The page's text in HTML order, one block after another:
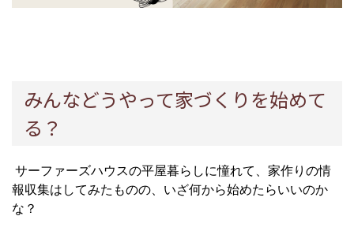
みんなどうやって家づくりを始めて
る？
サーファーズハウスの平屋暮らしに憧れて、家作りの情
報収集はしてみたものの、いざ何から始めたらいいのか
な？